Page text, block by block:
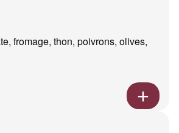
fromage, thon, poivrons, olives,